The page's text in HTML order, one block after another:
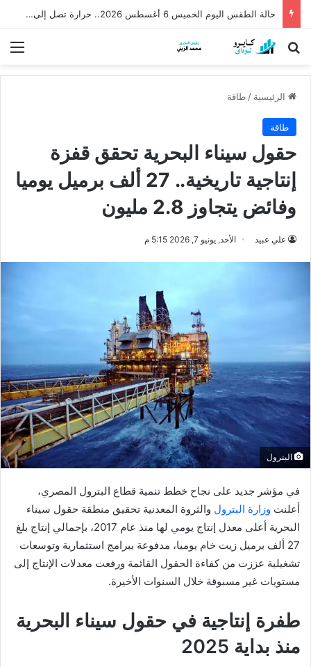
حالة الطقس اليوم الخميس 6 أغسطس 2026.. حرارة تصل إلى 42 درجة
بحث عن
الرئيسية / طاقة
طاقة
حقول سيناء البحرية تحقق قفزة
إنتاجية تاريخية.. 27 ألف برميل يوميا
وفائض يتجاوز 2.8 مليون
علي عبيد الأحد, يونيو 7, 2026 5:15 م
البترول
في مؤشر جديد على نجاح خطط تنمية قطاع البترول المصري،
أعلنت وزارة البترول والثروة المعدنية تحقيق منطقة حقول سيناء
البحرية أعلى معدل إنتاج يومي لها منذ عام 2017، بإجمالي إنتاج بلغ
27 ألف برميل زيت خام يوميا، مدفوعة ببرامج استثمارية وتوسعات
تشغيلية عززت من كفاءة الحقول القائمة ورفعت معدلات الإنتاج إلى
مستويات غير مسبوقة خلال السنوات الأخيرة.
طفرة إنتاجية في حقول سيناء البحرية
منذ بداية 2025